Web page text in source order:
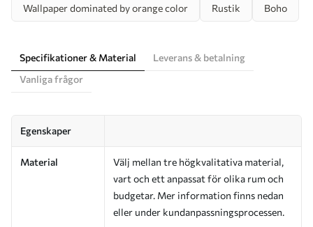
Wallpaper dominated by orange color Rustik Boho
Specifikationer & Material
Leverans & betalning
Vanliga frågor
Egenskaper
Material
Välj mellan tre högkvalitativa material,
vart och ett anpassat för olika rum och
budgetar. Mer information finns nedan
eller under kundanpassningsprocessen.